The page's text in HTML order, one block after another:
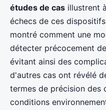
études de cas illustrent
échecs de ces
montré comment une
détecter précocement
évitant ainsi des
d'autres cas ont révélé
termes de précision des
conditions